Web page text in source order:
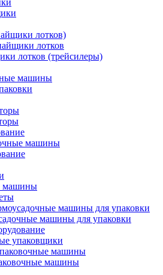
лотков)
лотков
лотков (трейсилеры)
машины
машины
машины
машины для упаковки
машины для упаковки
упаковщики
машины
машины